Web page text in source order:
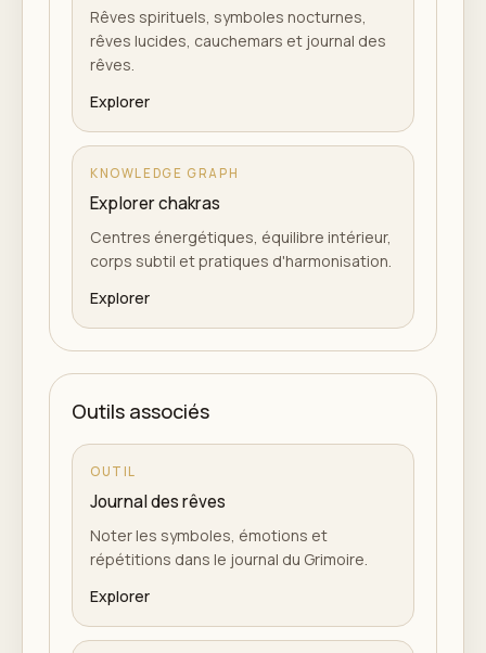
Rêves spirituels, symboles nocturnes,
rêves lucides, cauchemars et journal des
rêves.
Explorer
KNOWLEDGE GRAPH
Explorer chakras
Centres énergétiques, équilibre intérieur,
corps subtil et pratiques d'harmonisation.
Explorer
Outils associés
OUTIL
Journal des rêves
Noter les symboles, émotions et
répétitions dans le journal du Grimoire.
Explorer